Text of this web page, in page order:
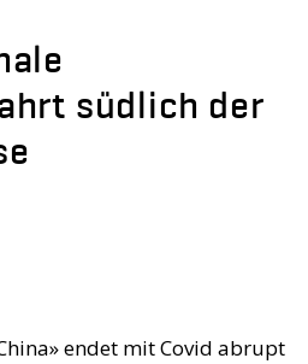
südlich der
endet mit Covid abrupt